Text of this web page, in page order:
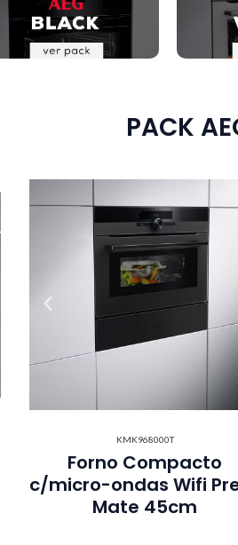
PACK
KMK968000T
Forno Compacto
c/micro-ondas Wifi
Mate 45cm